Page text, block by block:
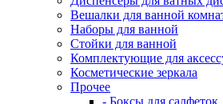
Вешалки для ванной
Наборы для ванной
Стойки для ванной
Комплектующие для
Косметические зеркала
Прочее
- Боксы для салфеток